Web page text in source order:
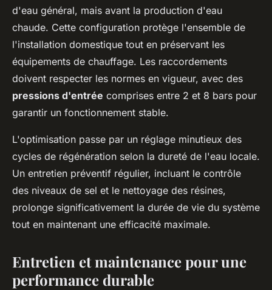
d'eau général, mais avant la production d'eau
chaude. Cette configuration protège l'ensemble de
l'installation domestique tout en préservant les
équipements de chauffage. Les raccordements
doivent respecter les normes en vigueur, avec des
pressions d'entrée comprises entre 2 et 8 bars pour
garantir un fonctionnement stable.
L'optimisation passe par un réglage minutieux des
cycles de régénération selon la dureté de l'eau locale.
Un entretien préventif régulier, incluant le contrôle
des niveaux de sel et le nettoyage des résines,
prolonge significativement la durée de vie du système
tout en maintenant une efficacité maximale.
Entretien et maintenance pour une
performance durable